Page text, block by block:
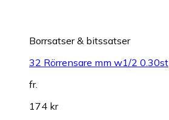
Borrsatser & bitssatser
32 Rörrensare mm w1/2 0.30st
fr.
174 kr